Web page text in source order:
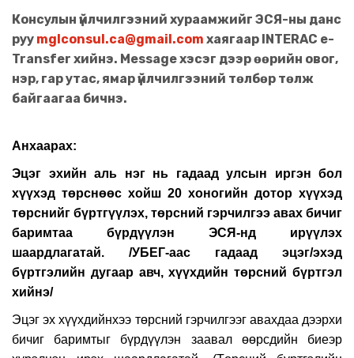
Консулын үйлчилгээний хураамжийг ЭСЯ-ны данс
руу mglconsul.ca@gmail.com хаягаар INTERAC e-
Transfer хийнэ. Message хэсэг дээр өөрийн овог,
нэр, гар утас, ямар үйлчилгээний төлбөр төлж
байгаагаа бичнэ.
Анхаарах:
Эцэг эхийн аль нэг нь гадаад улсын иргэн бол
хүүхэд төрснөөс хойш 20 хоногийн дотор хүүхэд
төрснийг бүртгүүлэх, төрсний гэрчилгээ авах бичиг
баримтаа бүрдүүлэн ЭСЯ-нд ирүүлэх
шаардлагатай. /УБЕГ-аас гадаад эцэг/эхэд
бүртгэлийн дугаар авч, хүүхдийн төрсний бүртгэл
хийнэ/
Эцэг эх хүүхдийнхээ төрсний гэрчилгээг авахдаа дээрхи
бичиг баримтыг бүрдүүлэн заавал өөрсдийн биеэр